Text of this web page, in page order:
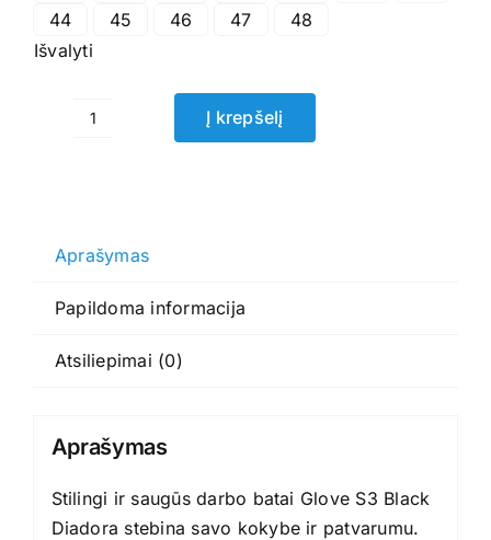
44
45 46 47
48
Išvalyti
produkto
Glove
Black
Į krepšelį
Aprašymas
Papildoma informacija
Atsiliepimai (0)
Aprašymas
Stilingi ir saugūs darbo batai Glove S3 Black
Diadora stebina savo kokybe ir patvarumu.